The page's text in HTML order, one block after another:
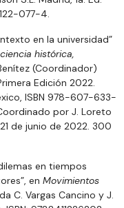
077-4.
en la universidad”
histórica,
(Coordinador)
Edición 2022.
ISBN 978-607-633-
por J. Loreto
de junio de 2022. 300
en tiempos
en Movimientos
C. Vargas Cancino y J.